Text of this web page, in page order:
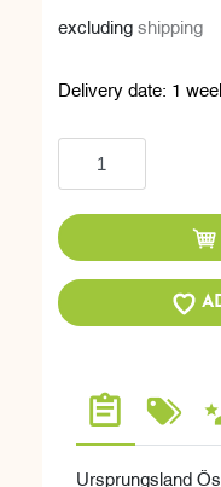
excluding shipping
Delivery date: 1
Ursprungsland